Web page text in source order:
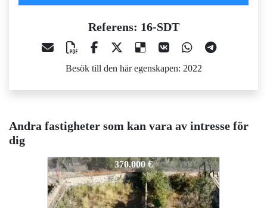
Referens: 16-SDT
Besök till den här egenskapen: 2022
Andra fastigheter som kan vara av intresse för
dig
16-SDT
370.000 €
16-SDT 325.000 €